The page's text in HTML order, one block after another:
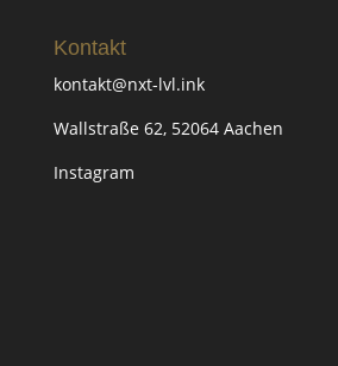
Kontakt
kontakt@nxt-lvl.ink
Wallstraße 62, 52064 Aachen
Instagram